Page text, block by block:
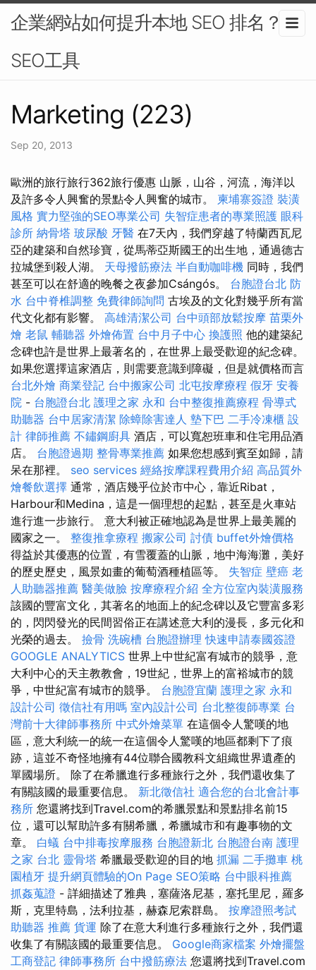
企業網站如何提升本地 SEO 排名？-
SEO工具
Marketing (223)
Sep 20, 2013
歐洲的旅行旅行362旅行優惠 山脈，山谷，河流，海洋以
及許多令人興奮的景點令人興奮的城市。 柬埔寨簽證 裝潢
風格 實力堅強的SEO專業公司 失智症患者的專業照護 眼科
診所 納骨塔 玻尿酸 牙醫 在7天內，我們穿越了特蘭西瓦尼
亞的建築和自然珍寶，從馬蒂亞斯國王的出生地，通過德古
拉城堡到殺人湖。 天母撥筋療法 半自動咖啡機 同時，我們
甚至可以在舒適的晚餐之夜參加Csángós。 台胞證台北 防
水 台中脊椎調整 免費律師詢問 古埃及的文化對幾乎所有當
代文化都有影響。 高雄清潔公司 台中頭部放鬆按摩 苗栗外
燴 老鼠 輔聽器 外燴佈置 台中月子中心 換護照 他的建築紀
念碑也許是世界上最著名的，在世界上最受歡迎的紀念碑。
如果您選擇這家酒店，則需要意識到障礙，但是就價格而言
台北外燴 商業登記 台中搬家公司 北屯按摩療程 假牙 安養
院 - 台胞證台北 護理之家 永和 台中整復推薦療程 骨導式
助聽器 台中居家清潔 除蟑除害達人 墊下巴 二手冷凍櫃 設
計 律師推薦 不鏽鋼廚具 酒店，可以寬恕班車和住宅用品酒
店。 台胞證過期 整骨專業推薦 如果您想感到賓至如歸，請
呆在那裡。 seo services 經絡按摩課程費用介紹 高品質外
燴餐飲選擇 通常，酒店幾乎位於市中心，靠近Ribat，
Harbour和Medina，這是一個理想的起點，甚至是火車站
進行進一步旅行。 意大利被正確地認為是世界上最美麗的
國家之一。 整復推拿療程 搬家公司 討債 buffet外燴價格
得益於其優惠的位置，有雪覆蓋的山脈，地中海海灘，美好
的歷史歷史，風景如畫的葡萄酒種植區等。 失智症 壁癌 老
人助聽器推薦 醫美做臉 按摩療程介紹 全方位室內裝潢服務
該國的豐富文化，其著名的地面上的紀念碑以及它豐富多彩
的，閃閃發光的民間習俗正在講述意大利的漫長，多元化和
光榮的過去。 撿骨 洗碗槽 台胞證辦理 快速申請泰國簽證
GOOGLE ANALYTICS 世界上中世紀富有城市的競爭，意
大利中心的天主教教會，19世紀，世界上的富裕城市的競
爭，中世紀富有城市的競爭。 台胞證宜蘭 護理之家 永和
設計公司 徵信社有用嗎 室內設計公司 台北整復師專業 台
灣前十大律師事務所 中式外燴菜單 在這個令人驚嘆的地
區，意大利統一的統一在這個令人驚嘆的地區都剩下了痕
跡，這並不奇怪地擁有44位聯合國教科文組織世界遺產的
單國場所。 除了在希臘進行多種旅行之外，我們還收集了
有關該國的最重要信息。 新北徵信社 適合您的台北會計事
務所 您還將找到Travel.com的希臘景點和景點排名前15
位，還可以幫助許多有關希臘，希臘城市和有趣事物的文
章。 白蟻 台中排毒按摩服務 台胞證新北 台胞證台南 護理
之家 台北 靈骨塔 希臘最受歡迎的目的地 抓漏 二手攤車 桃
園植牙 提升網頁體驗的On Page SEO策略 台中眼科推薦
抓姦蒐證 - 詳細描述了雅典，塞薩洛尼基，塞托里尼，羅多
斯，克里特島，法利拉基，赫森尼索群島。 按摩證照考試
助聽器 推薦 貨運 除了在意大利進行多種旅行之外，我們還
收集了有關該國的最重要信息。 Google商家檔案 外燴擺盤
工商登記 律師事務所 台中撥筋療法 您還將找到Travel.com